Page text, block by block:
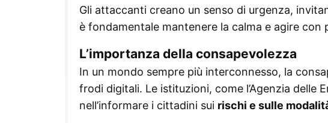
Gli attaccanti creano un senso di urgenza,
è fondamentale mantenere la calma e agire con
L’importanza della consapevolezza
In un mondo sempre più interconnesso, la
frodi digitali. Le istituzioni, come l’Agenzia delle
nell’informare i cittadini sui rischi e sulle